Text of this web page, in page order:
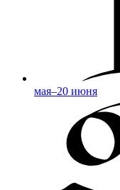
мая–20 июня